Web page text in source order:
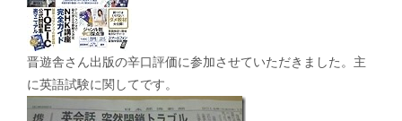
晋遊舎さん出版の辛口評価に参加させていただきました。主
に英語試験に関してです。